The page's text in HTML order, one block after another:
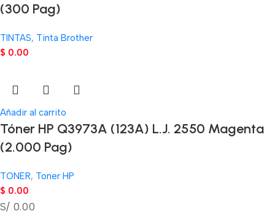
(300 Pag)
TINTAS, Tinta Brother
$ 0.00
Añadir al carrito
Tóner HP Q3973A (123A) L.J. 2550 Magenta
(2.000 Pag)
TONER, Toner HP
$ 0.00
S/ 0.00